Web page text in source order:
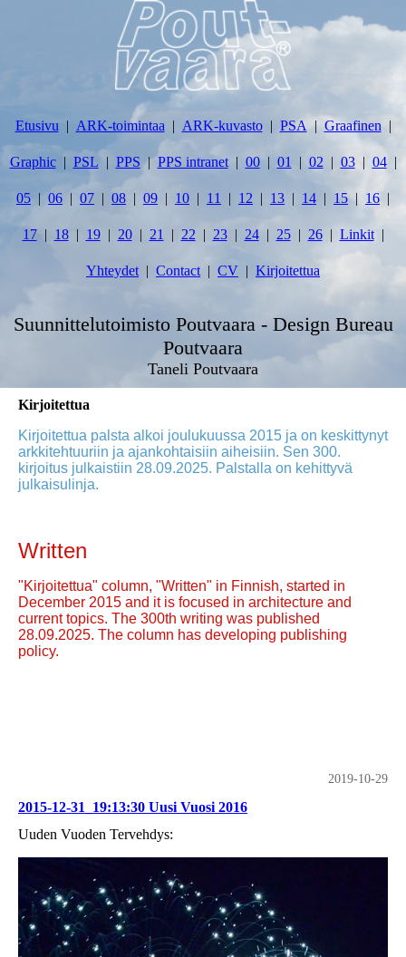
Etusivu ARK-toimintaa ARK-kuvasto PSA Graafinen
Graphic PSL PPS PPS intranet 00 01 02 03 04
05 06 07 08 09 10 11 12 13 14 15 16
17 18 19 20 21 22 23 24 25 26 Linkit
Yhteydet Contact CV Kirjoitettua
Suunnittelutoimisto Poutvaara - Design Bureau
Poutvaara
Taneli Poutvaara
Kirjoitettua
Kirjoitettua palsta alkoi joulukuussa 2015 ja on keskittynyt
arkkitehtuuriin ja ajankohtaisiin aiheisiin. Sen 300.
kirjoitus julkaistiin 28.09.2025. Palstalla on kehittyvä
julkaisulinja.
Written
"Kirjoitettua" column, "Written" in Finnish, started in
December 2015 and it is focused in architecture and
current topics. The 300th writing was published
28.09.2025. The column has developing publishing
policy.
2019-10-29
2015-12-31_19:13:30 Uusi Vuosi 2016
Uuden Vuoden Tervehdys: